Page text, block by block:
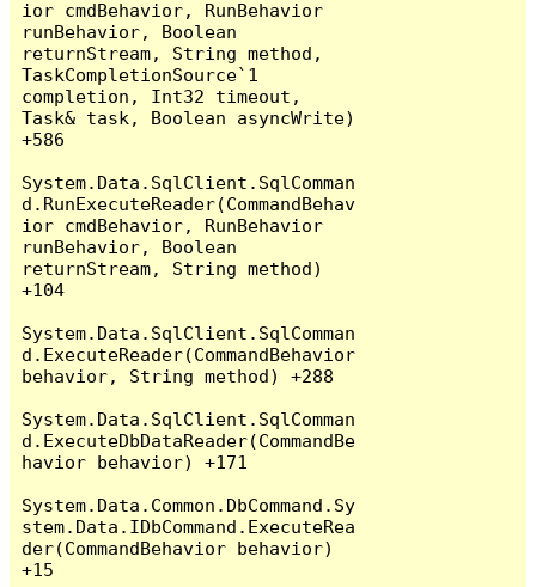
ior cmdBehavior, RunBehavior
runBehavior, Boolean
returnStream, String method,
TaskCompletionSource`1
completion, Int32 timeout,
Task& task, Boolean asyncWrite)
+586
System.Data.SqlClient.SqlComman
d.RunExecuteReader(CommandBehav
ior cmdBehavior, RunBehavior
runBehavior, Boolean
returnStream, String method)
+104
System.Data.SqlClient.SqlComman
d.ExecuteReader(CommandBehavior
behavior, String method) +288
System.Data.SqlClient.SqlComman
d.ExecuteDbDataReader(CommandBe
havior behavior) +171
System.Data.Common.DbCommand.Sy
stem.Data.IDbCommand.ExecuteRea
der(CommandBehavior behavior)
+15